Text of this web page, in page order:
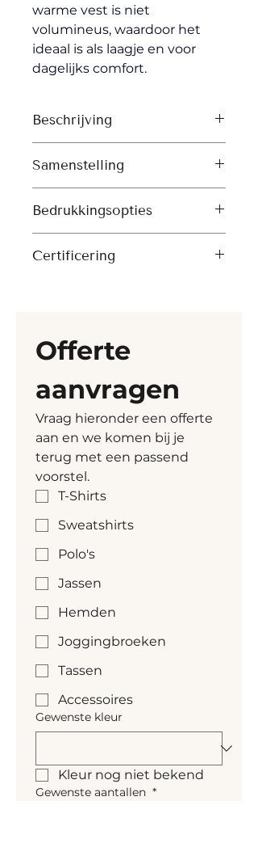
warme vest is niet
volumineus, waardoor het
ideaal is als laagje en voor
dagelijks comfort.
Beschrijving
Omgekeerde nylon rits
middenvoor
Paspelzakken met rits en
grosgrain trekkers
Gerecycled elastisch
biesband langs armsgaten
elastisch koord en plastic
stoppers
Volledig gewatteerd
Binnennaden afgewerkt met
gerecycled biesband
Samenstelling
nylon recycled, Durable
water repellent, Fluorine-free
DWR
Bedrukkingsopties
Borduren
Certificering
Offerte
aanvragen
Vraag hieronder een offerte
aan en we komen bij je
terug met een passend
voorstel.
T-Shirts
Sweatshirts
Polo's
Jassen
Hemden
Joggingbroeken
Tassen
Accessoires
Gewenste kleur
Kleur nog niet bekend
Gewenste aantallen *